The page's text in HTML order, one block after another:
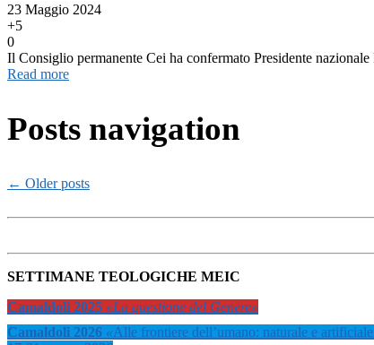
23 Maggio 2024
+5
0
Il Consiglio permanente Cei ha confermato Presidente
Read more
Posts navigation
← Older posts
SETTIMANE TEOLOGICHE MEIC
Camaldoli 2025 «La questione del Genere»
Camaldoli 2026 «Alle frontiere dell’umano: naturale e artificiale